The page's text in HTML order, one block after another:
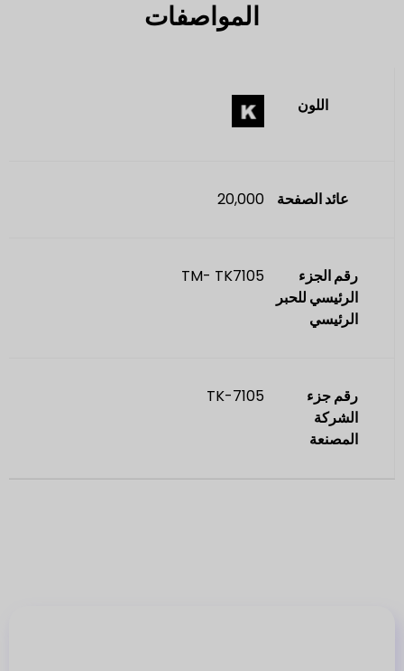
المواصفات
اللون
عائد الصفحة 20,000
رقم الجزء
الرئيسي للحبر
الرئيسي
TM- TK7105
رقم جزء
الشركة
المصنعة
TK-7105